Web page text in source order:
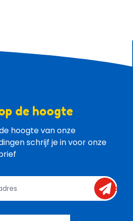
de hoogte
hoogte van onze
schrijf je in voor onze
send